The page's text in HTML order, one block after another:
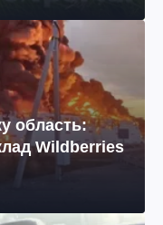
область:
Wildberries